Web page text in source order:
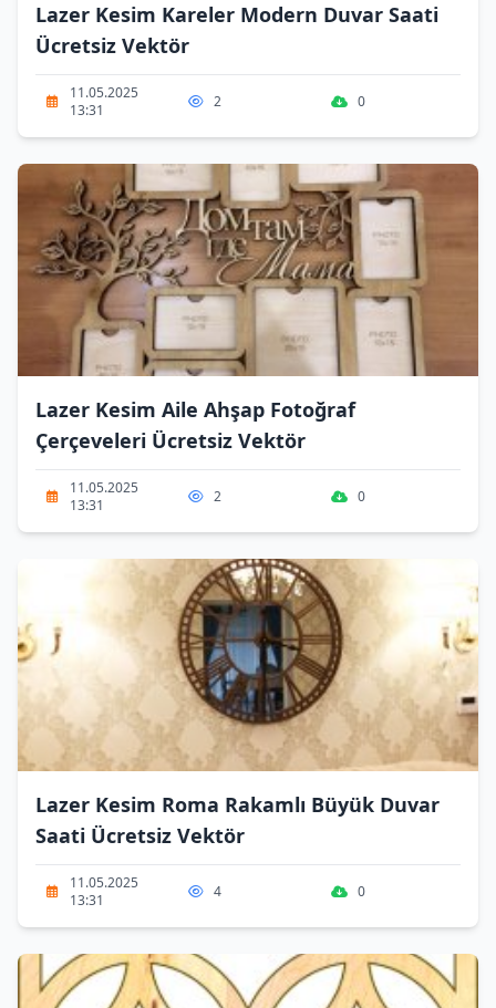
Lazer Kesim Kareler Modern Duvar Saati
Ücretsiz Vektör
11.05.2025
13:31
2 0
Lazer Kesim Aile Ahşap Fotoğraf
Çerçeveleri Ücretsiz Vektör
11.05.2025
13:31
2 0
Lazer Kesim Roma Rakamlı Büyük Duvar
Saati Ücretsiz Vektör
11.05.2025
13:31
4 0